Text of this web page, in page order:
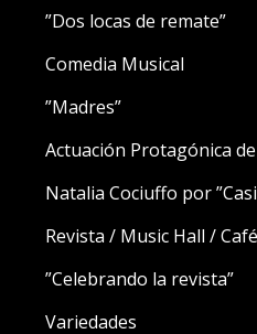
”Dos locas de remate”
Comedia Musical
”Madres”
Actuación Protagónica
Natalia Cociuffo por
Revista / Music Hall /
”Celebrando la revista”
Variedades